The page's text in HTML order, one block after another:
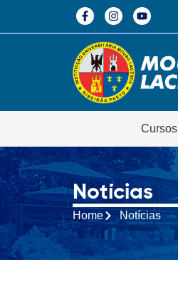
Cursos
Notícias
Home Notícias